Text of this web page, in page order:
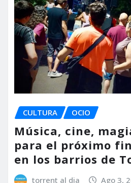
CULTURA OCIO
Música, cine,
para el próximo
en los barrios de
torrent al dia Ago 3,